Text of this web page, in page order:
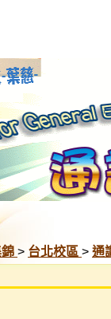
> 台北校區 > 通